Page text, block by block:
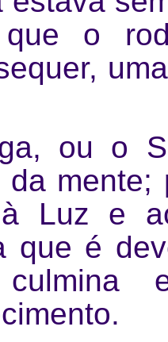
que o
ou o
da
Luz e
que é